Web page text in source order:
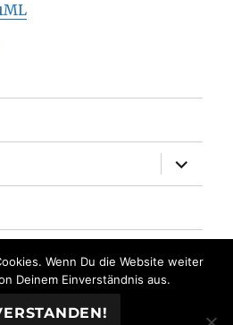
öffnen
öffnen
Wenn Du die Website weiter
Deinem Einverständnis aus.